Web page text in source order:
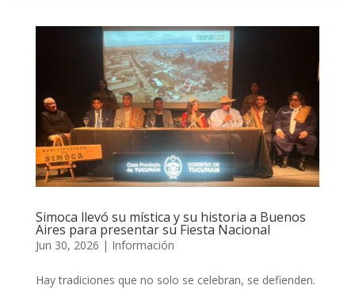
Simoca llevó su mística y su historia a Buenos
Aires para presentar su Fiesta Nacional
Jun 30, 2026 | Información
Hay tradiciones que no solo se celebran, se defienden.